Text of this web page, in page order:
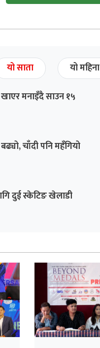
यो साता यो महिना
मनाइँदै साउन १५
चाँदी पनि महँगियो
दुई स्केटिङ खेलाडी